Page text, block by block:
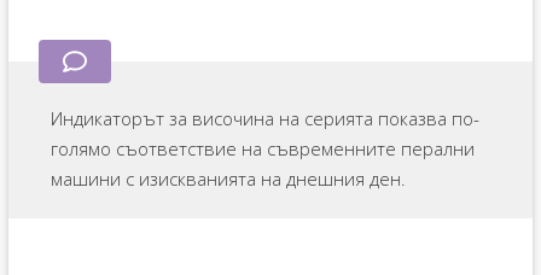
Индикаторът за височина на серията показва по-
голямо съответствие на съвременните перални
машини с изискванията на днешния ден.